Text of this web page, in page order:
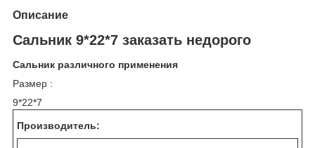
Описание
Сальник 9*22*7 заказать недорого
Сальник различного применения
Размер :
9*22*7
Производитель: